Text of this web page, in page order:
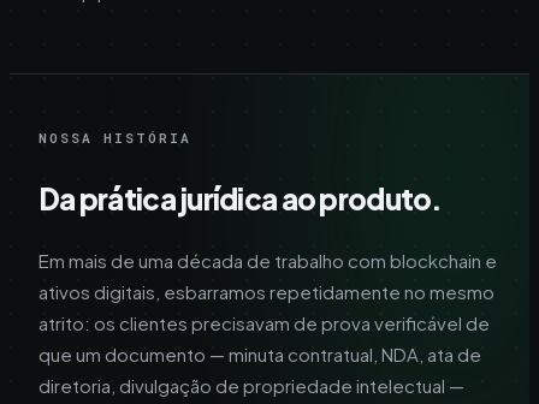
NOSSA HISTÓRIA
Da prática jurídica ao produto.
Em mais de uma década de trabalho com blockchain e
ativos digitais, esbarramos repetidamente no mesmo
atrito: os clientes precisavam de prova verificável de
que um documento — minuta contratual, NDA, ata de
diretoria, divulgação de propriedade intelectual —